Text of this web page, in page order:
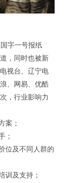
字一号报纸
，同时也被新
视台、辽宁电
、网易、优酷
，行业影响力
案；
；
位及不同人群的
及支持；